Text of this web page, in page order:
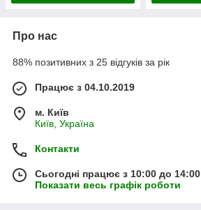
Про нас
88% позитивних з 25 відгуків за рік
Працює з 04.10.2019
м. Київ
Київ, Україна
Контакти
Сьогодні працює з 10:00 до 14:00
Показати весь графік роботи